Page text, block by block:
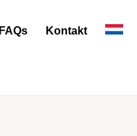
FAQs Kontakt